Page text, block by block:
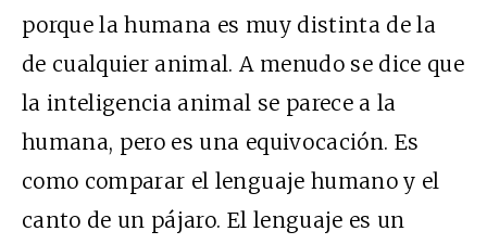
porque la humana es muy distinta de la
de cualquier animal. A menudo se dice que
la inteligencia animal se parece a la
humana, pero es una equivocación. Es
como comparar el lenguaje humano y el
canto de un pájaro. El lenguaje es un